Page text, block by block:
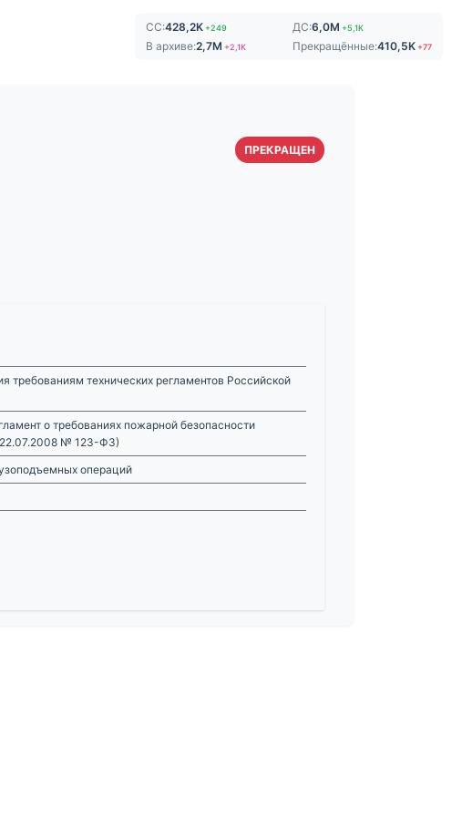
СС:428,2K+249 ДС:6,0M +5,1K
В архиве:2,7M +2,1K Прекращённые:410,5K +77
ПРЕКРАЩЕН
требованиям технических регламентов Российской
о требованиях пожарной безопасности
№ 123-ФЗ)
операций